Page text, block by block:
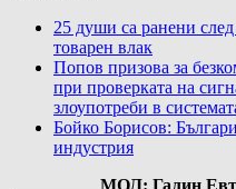
25 души са ранени
товарен влак
Попов призова за
при проверката на
злоупотреби в
Бойко Борисов:
индустрия
МОЛ: Галин